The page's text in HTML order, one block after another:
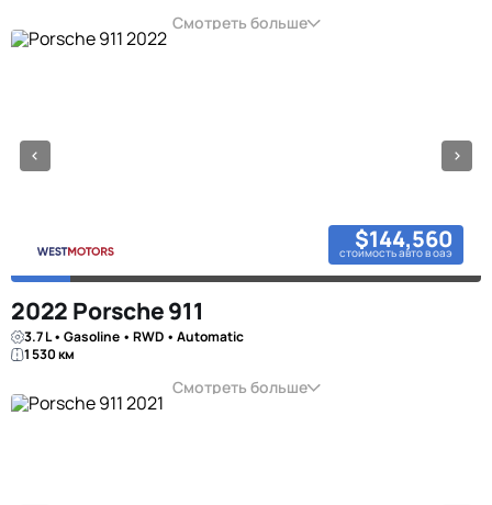
Смотреть больше
$144,560
стоимость авто в оаэ
2022 Porsche 911
3.7 L • Gasoline • RWD • Automatic
1 530 км
Смотреть больше